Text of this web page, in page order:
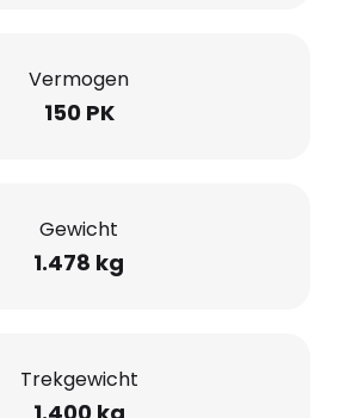
Vermogen
150 PK
Gewicht
1.478 kg
Trekgewicht